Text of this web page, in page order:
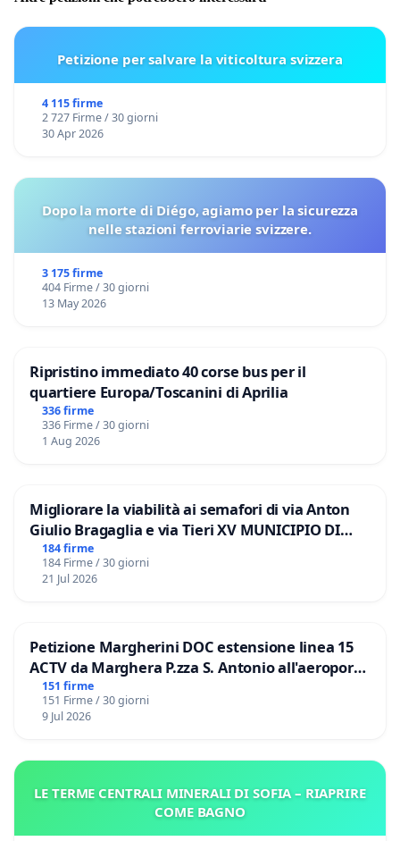
Petizione per salvare la viticoltura svizzera
4 115 firme
2 727 Firme / 30 giorni
30 Apr 2026
Dopo la morte di Diégo, agiamo per la sicurezza
nelle stazioni ferroviarie svizzere.
3 175 firme
404 Firme / 30 giorni
13 May 2026
Ripristino immediato 40 corse bus per il
quartiere Europa/Toscanini di Aprilia
336 firme
336 Firme / 30 giorni
1 Aug 2026
Migliorare la viabilità ai semafori di via Anton
Giulio Bragaglia e via Tieri XV MUNICIPIO DI
ROMA
184 firme
184 Firme / 30 giorni
21 Jul 2026
Petizione Margherini DOC estensione linea 15
ACTV da Marghera P.zza S. Antonio all'aeroporto
Marco Polo tariffa a € 1,50
151 firme
151 Firme / 30 giorni
9 Jul 2026
LE TERME CENTRALI MINERALI DI SOFIA – RIAPRIRE
COME BAGNO